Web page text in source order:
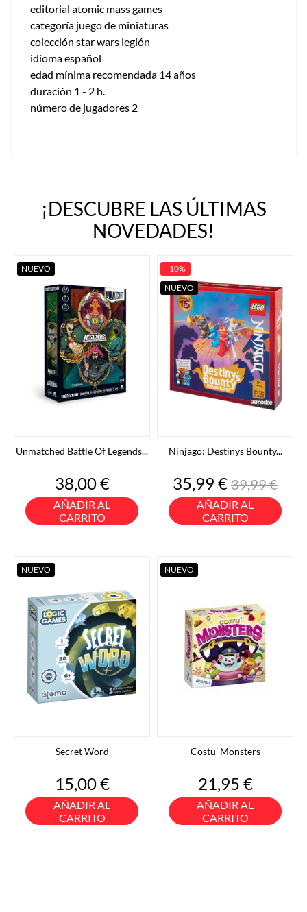
editorial atomic mass games
categoría juego de miniaturas
colección star wars legión
idioma español
edad mínima recomendada 14 años
duración 1 - 2 h.
número de jugadores 2
¡DESCUBRE LAS ÚLTIMAS
NOVEDADES!
Unmatched Battle Of Legends...
Precio
38,00 €
AÑADIR AL
CARRITO
NUEVO
Ninjago: Destinys Bounty...
Precio
35,99 €Precio
base
39,99 €
AÑADIR AL
CARRITO
-10%
NUEVO
Secret Word
Precio
15,00 €
AÑADIR AL
CARRITO
NUEVO
Costu' Monsters
Precio
21,95 €
AÑADIR AL
CARRITO
NUEVO